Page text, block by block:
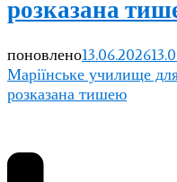
розказана
поновлено13.06.2026
Маріїнське училище
розказана тишею